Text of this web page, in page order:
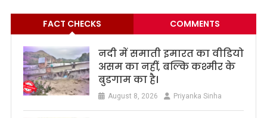
FACT CHECKS COMMENTS
नदी में समाती इमारत का वीडियो
असम का नहीं, बल्कि कश्मीर के
बुडगाम का है।
August 8, 2026 Priyanka Sinha